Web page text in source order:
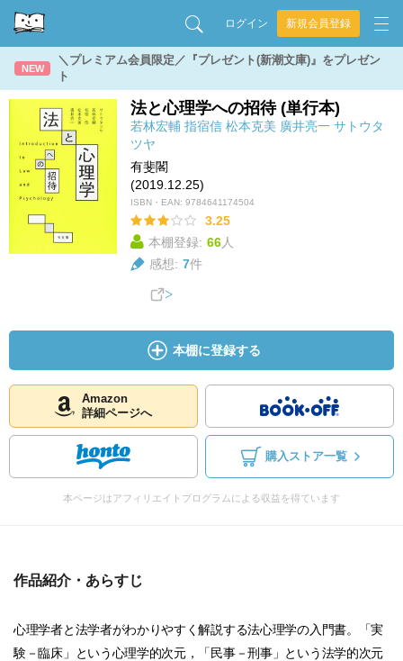
ログイン 新規会員登録
NEW
＼プレミアム会員限定／『プレゼント(新潮文庫)』をプレゼン
ト
法と心理学への招待 (単行本)
若林宏輔 指宿信 松本克美 廣井亮一 サトウタ
ツヤ
有斐閣
(2019.12.25)
ISBN・EAN: 9784641174504
3.25
本棚登録: 66人
感想: 7件
本棚に登録する
Amazon
詳細ページへ
購入ストア一覧
本ページはアフィリエイトプログラムによる収益を得ています
作品紹介・あらすじ
心理学者と法学者がわかりやすく解説する法心理学の入門書。「実
験－臨床」という心理学的次元，「民事－刑事」という法学的次元